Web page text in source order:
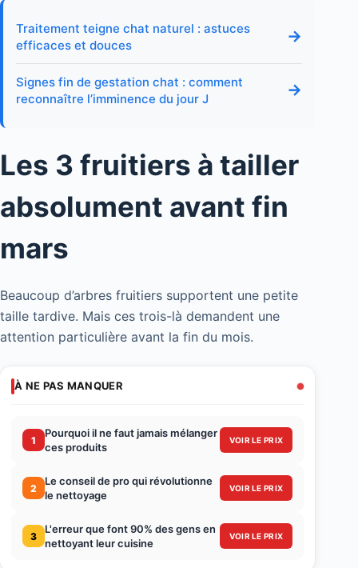
Traitement teigne chat naturel : astuces
efficaces et douces
→
Signes fin de gestation chat : comment
reconnaître l’imminence du jour J
→
Les 3 fruitiers à tailler
absolument avant fin
mars
Beaucoup d’arbres fruitiers supportent une petite
taille tardive. Mais ces trois-là demandent une
attention particulière avant la fin du mois.
À NE PAS MANQUER
1
Pourquoi il ne faut jamais mélanger
ces produits
VOIR LE PRIX
2
Le conseil de pro qui révolutionne
le nettoyage
VOIR LE PRIX
3
L'erreur que font 90% des gens en
nettoyant leur cuisine
VOIR LE PRIX